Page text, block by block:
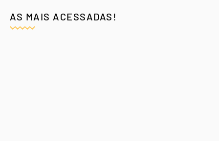
AS MAIS ACESSADAS!